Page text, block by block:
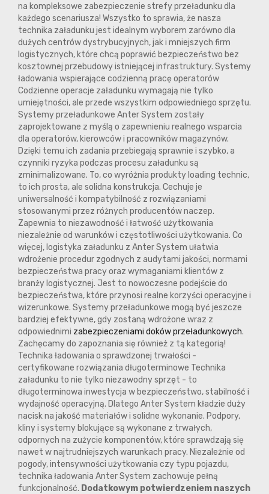
na kompleksowe zabezpieczenie strefy przeładunku dla
każdego scenariusza! Wszystko to sprawia, że nasza
technika załadunku jest idealnym wyborem zarówno dla
dużych centrów dystrybucyjnych, jak i mniejszych firm
logistycznych, które chcą poprawić bezpieczeństwo bez
kosztownej przebudowy istniejącej infrastruktury. Systemy
ładowania wspierające codzienną pracę operatorów
Codzienne operacje załadunku wymagają nie tylko
umiejętności, ale przede wszystkim odpowiedniego sprzętu.
Systemy przeładunkowe Anter System zostały
zaprojektowane z myślą o zapewnieniu realnego wsparcia
dla operatorów, kierowców i pracowników magazynów.
Dzięki temu ich zadania przebiegają sprawnie i szybko, a
czynniki ryzyka podczas procesu załadunku są
zminimalizowane. To, co wyróżnia produkty loading technic,
to ich prosta, ale solidna konstrukcja. Cechuje je
uniwersalność i kompatybilność z rozwiązaniami
stosowanymi przez różnych producentów naczep.
Zapewnia to niezawodność i łatwość użytkowania
niezależnie od warunków i częstotliwości użytkowania. Co
więcej, logistyka załadunku z Anter System ułatwia
wdrożenie procedur zgodnych z audytami jakości, normami
bezpieczeństwa pracy oraz wymaganiami klientów z
branży logistycznej. Jest to nowoczesne podejście do
bezpieczeństwa, które przynosi realne korzyści operacyjne i
wizerunkowe. Systemy przeładunkowe mogą być jeszcze
bardziej efektywne, gdy zostaną wdrożone wraz z
odpowiednimi zabezpieczeniami doków przeładunkowych.
Zachęcamy do zapoznania się również z tą kategorią!
Technika ładowania o sprawdzonej trwałości -
certyfikowane rozwiązania długoterminowe Technika
załadunku to nie tylko niezawodny sprzęt - to
długoterminowa inwestycja w bezpieczeństwo, stabilność i
wydajność operacyjną. Dlatego Anter System kładzie duży
nacisk na jakość materiałów i solidne wykonanie. Podpory,
kliny i systemy blokujące są wykonane z trwałych,
odpornych na zużycie komponentów, które sprawdzają się
nawet w najtrudniejszych warunkach pracy. Niezależnie od
pogody, intensywności użytkowania czy typu pojazdu,
technika ładowania Anter System zachowuje pełną
funkcjonalność. Dodatkowym potwierdzeniem naszych